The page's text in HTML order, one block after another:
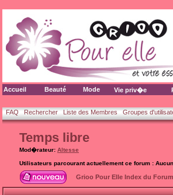
Accueil Beauté Mode Vie priv�e
FAQ Rechercher Liste des Membres Groupes
Temps libre
Mod�rateur: Altesse
Utilisateurs parcourant actuellement ce forum : Aucun
Grioo Pour Elle Index du Forum